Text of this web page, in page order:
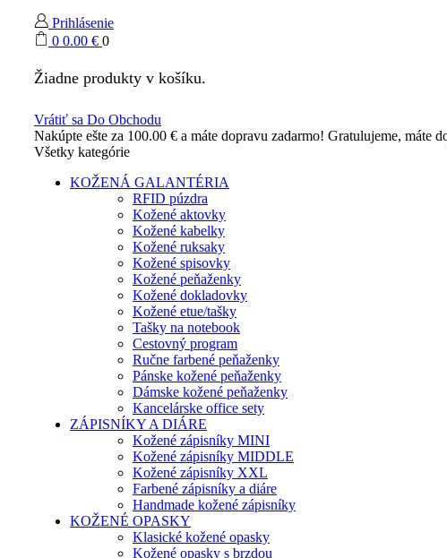
Prihlásenie
0 0.00 € 0
Žiadne produkty v košíku.
Vrátiť sa Do Obchodu
Nakúpte ešte za 100.00 € a máte dopravu zadarmo! Gratulujeme, máte
Všetky kategórie
KOŽENÁ GALANTÉRIA
RFID púzdra
Kožené aktovky
Kožené kabelky
Kožené ruksaky
Kožené spisovky
Kožené peňaženky
Kožené dokladovky
Kožené etue/tašky
Tašky na notebook
Cestovný program
Ručne farbené peňaženky
Pánske kožené peňaženky
Dámske kožené peňaženky
Kancelárske office sety
ZÁPISNÍKY A DIÁRE
Kožené zápisníky MINI
Kožené zápisníky MIDDLE
Kožené zápisníky XXL
Farbené zápisníky a diáre
Handmade kožené zápisníky
KOŽENÉ OPASKY
Klasické kožené opasky
Kožené opasky s brzdou